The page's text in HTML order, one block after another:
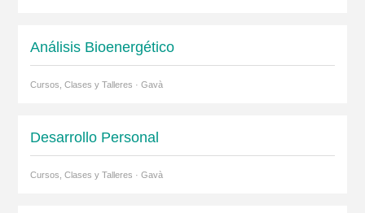
Análisis Bioenergético
Cursos, Clases y Talleres · Gavà
Desarrollo Personal
Cursos, Clases y Talleres · Gavà